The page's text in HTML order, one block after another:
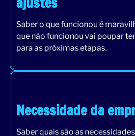
Saber o que funcionou é
que não funcionou vai poupar
para as próximas etapas.
Necessidade da
Saber quais são as